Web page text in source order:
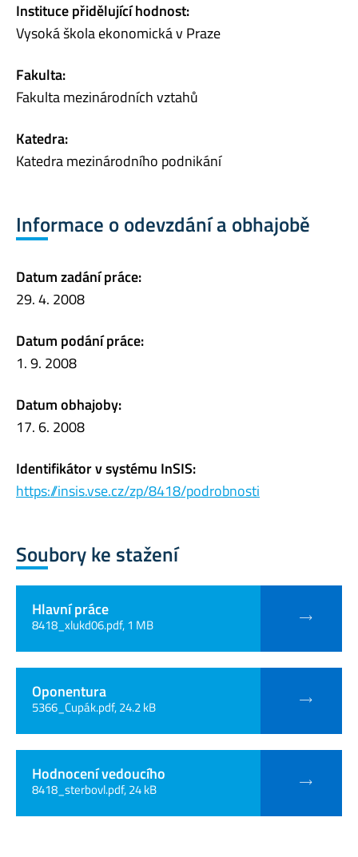
Instituce přidělující hodnost:
Vysoká škola ekonomická v Praze
Fakulta:
Fakulta mezinárodních vztahů
Katedra:
Katedra mezinárodního podnikání
Informace o odevzdání a obhajobě
Datum zadání práce:
29. 4. 2008
Datum podání práce:
1. 9. 2008
Datum obhajoby:
17. 6. 2008
Identifikátor v systému InSIS:
https://insis.vse.cz/zp/8418/podrobnosti
Soubory ke stažení
Hlavní práce
8418_xlukd06.pdf, 1 MB
Oponentura
5366_Cupák.pdf, 24.2 kB
Hodnocení vedoucího
8418_sterbovl.pdf, 24 kB